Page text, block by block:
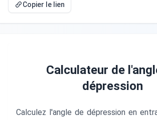
Copier le lien
Calculateur de
dépression
Calculez l'angle de dépression en